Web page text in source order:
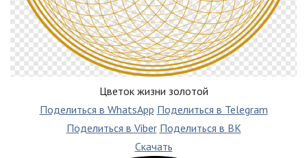
Цветок жизни золотой
Поделиться в WhatsApp Поделиться в Telegram
Поделиться в Viber Поделиться в ВК
Скачать